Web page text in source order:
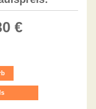
€